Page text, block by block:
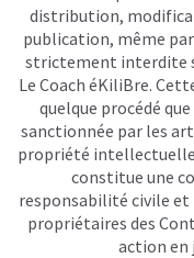
distribution,
publication, même
strictement interdite
Le Coach éKiliBre.
quelque procédé
sanctionnée par les
propriété
constitue une
responsabilité civile et
propriétaires des
action en